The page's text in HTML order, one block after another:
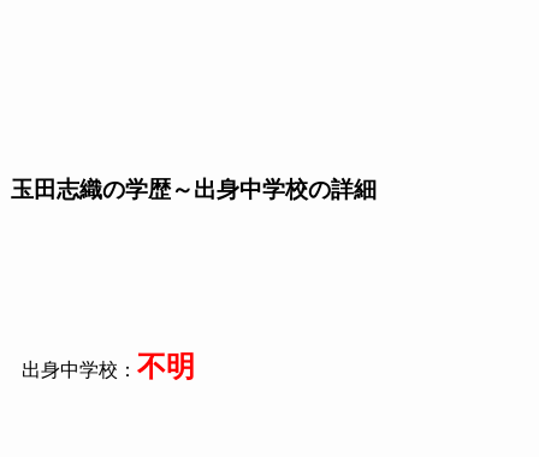
玉田志織の学歴～出身中学校の詳細
出身中学校： 不明